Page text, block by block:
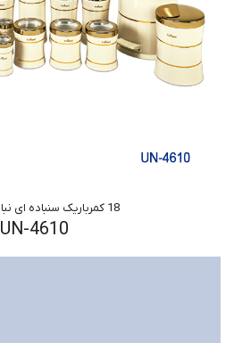
18 کمرباریک سنباده ای نباتی درب طلا
UN-4610